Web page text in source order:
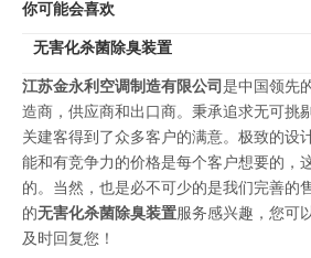
你可能会喜欢
无害化杀菌除臭装置
江苏金永利空调制造有限公司 是中国领先
造商，供应商和出口商。秉承追求无可挑
关建客得到了众多客户的满意。极致的设
能和有竞争力的价格是每个客户想要的，
的。当然，也是必不可少的是我们完善的
的无害化杀菌除臭装置服务感兴趣，您可
及时回复您！